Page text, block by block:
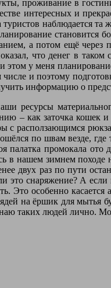
проживание в
интересных и
наблюдается
становится
а потом ещё через
что денег в
у меня
числе и поэтому
информацию о
ресурсы
– как заточка кошек
с расползающимся
по швам везде,
палатка промокала ото
в нашем зимнем
двух раз по пути
это снаряжение? А
Это особенно
на ёршик для мытья
таких людей лично.